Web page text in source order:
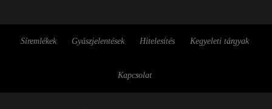
Síremlékek Gyászjelentések Hitelesítés Kegyeleti tárgyak
Kapcsolat